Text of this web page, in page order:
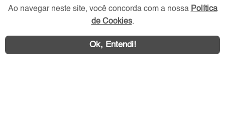
Ao navegar neste site, você concorda com a nossa Política
de Cookies.
Ok, Entendi!